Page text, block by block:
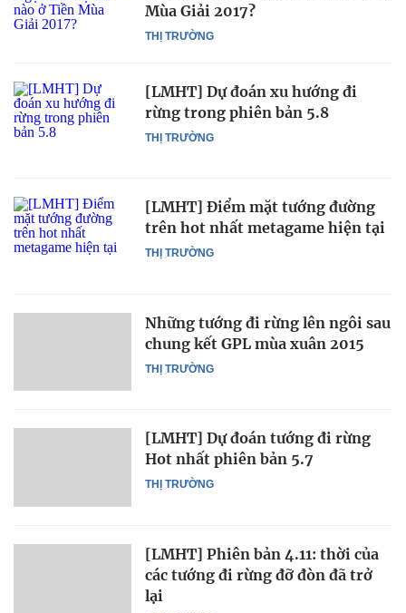
THỊ TRƯỜNG
Mùa Giải 2017?
THỊ TRƯỜNG
[LMHT] Dự đoán xu hướng đi
rừng trong phiên bản 5.8
THỊ TRƯỜNG
[LMHT] Điểm mặt tướng đường
trên hot nhất metagame hiện tại
THỊ TRƯỜNG
Những tướng đi rừng lên ngôi sau
chung kết GPL mùa xuân 2015
THỊ TRƯỜNG
[LMHT] Dự đoán tướng đi rừng
Hot nhất phiên bản 5.7
[LMHT] Phiên bản 4.11: thời của
các tướng đi rừng đỡ đòn đã trở
lại